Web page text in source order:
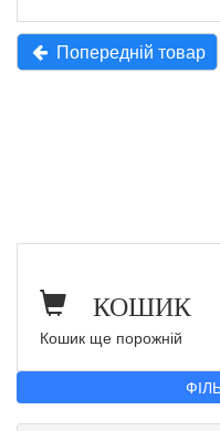
Попередній товар
КОШИК
Кошик ще порожній